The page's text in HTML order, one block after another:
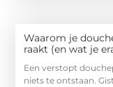
Waarom je
raakt (en wat je
Een verstopt
niets te ontstaan.